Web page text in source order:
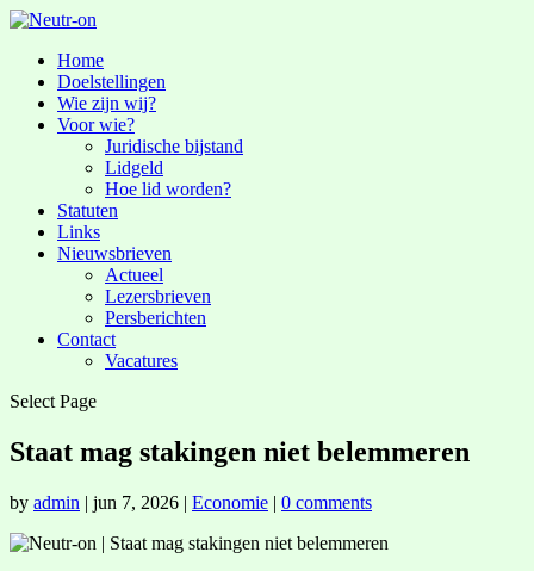
Home
Doelstellingen
Wie zijn wij?
Voor wie?
Juridische bijstand
Lidgeld
Hoe lid worden?
Statuten
Links
Nieuwsbrieven
Actueel
Lezersbrieven
Persberichten
Contact
Vacatures
Select Page
Staat mag stakingen niet belemmeren
by admin | jun 7, 2026 | Economie | 0 comments